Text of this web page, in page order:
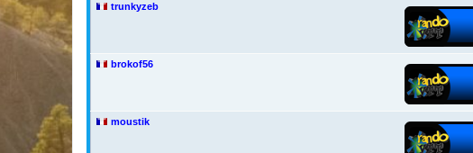
trunkyzeb
brokof56
moustik